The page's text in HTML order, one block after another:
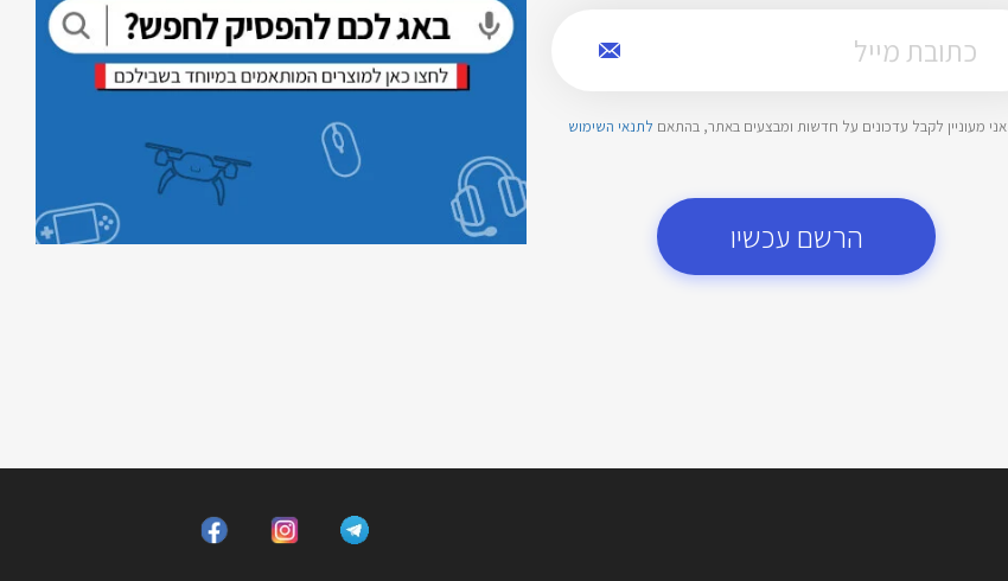
אני מעוניין לקבל עדכונים על חדשות ומבצעים באתר, בהתאם לתנאי השימוש
הרשם עכשיו